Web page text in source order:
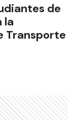
de
la
Transporte